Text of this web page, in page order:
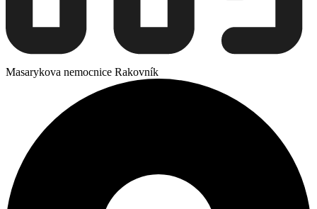
Masarykova nemocnice Rakovník